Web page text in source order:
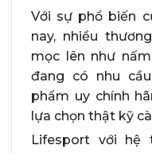
Với sự phổ biến
nay, nhiều
mọc lên như
đang có nhu
phẩm uy chính
lựa chọn thật kỹ
Lifesport với hệ